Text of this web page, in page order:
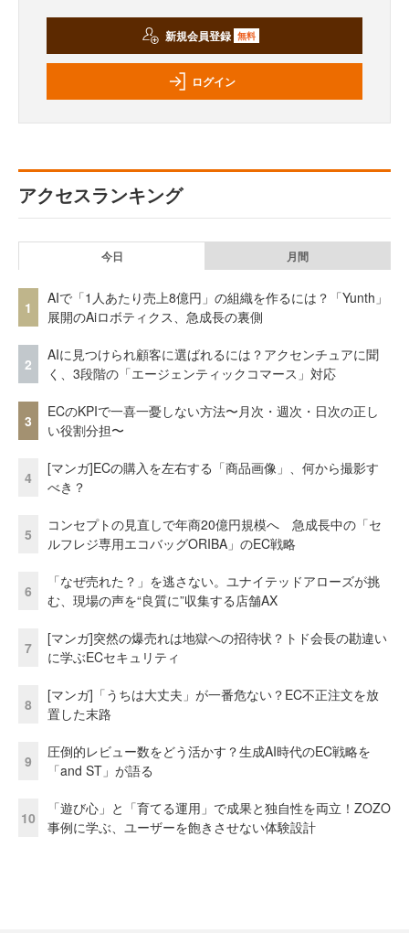
新規会員登録 無料
ログイン
アクセスランキング
今日 月間
1
AIで「1人あたり売上8億円」の組織を作るには？「Yunth」
展開のAiロボティクス、急成長の裏側
2
AIに見つけられ顧客に選ばれるには？アクセンチュアに聞
く、3段階の「エージェンティックコマース」対応
3
ECのKPIで一喜一憂しない方法〜月次・週次・日次の正し
い役割分担〜
4
[マンガ]ECの購入を左右する「商品画像」、何から撮影す
べき？
5
コンセプトの見直しで年商20億円規模へ 急成長中の「セ
ルフレジ専用エコバッグORIBA」のEC戦略
6
「なぜ売れた？」を逃さない。ユナイテッドアローズが挑
む、現場の声を“良質に”収集する店舗AX
7
[マンガ]突然の爆売れは地獄への招待状？トド会長の勘違い
に学ぶECセキュリティ
8
[マンガ]「うちは大丈夫」が一番危ない？EC不正注文を放
置した末路
9
圧倒的レビュー数をどう活かす？生成AI時代のEC戦略を
「and ST」が語る
10
「遊び心」と「育てる運用」で成果と独自性を両立！ZOZO
事例に学ぶ、ユーザーを飽きさせない体験設計